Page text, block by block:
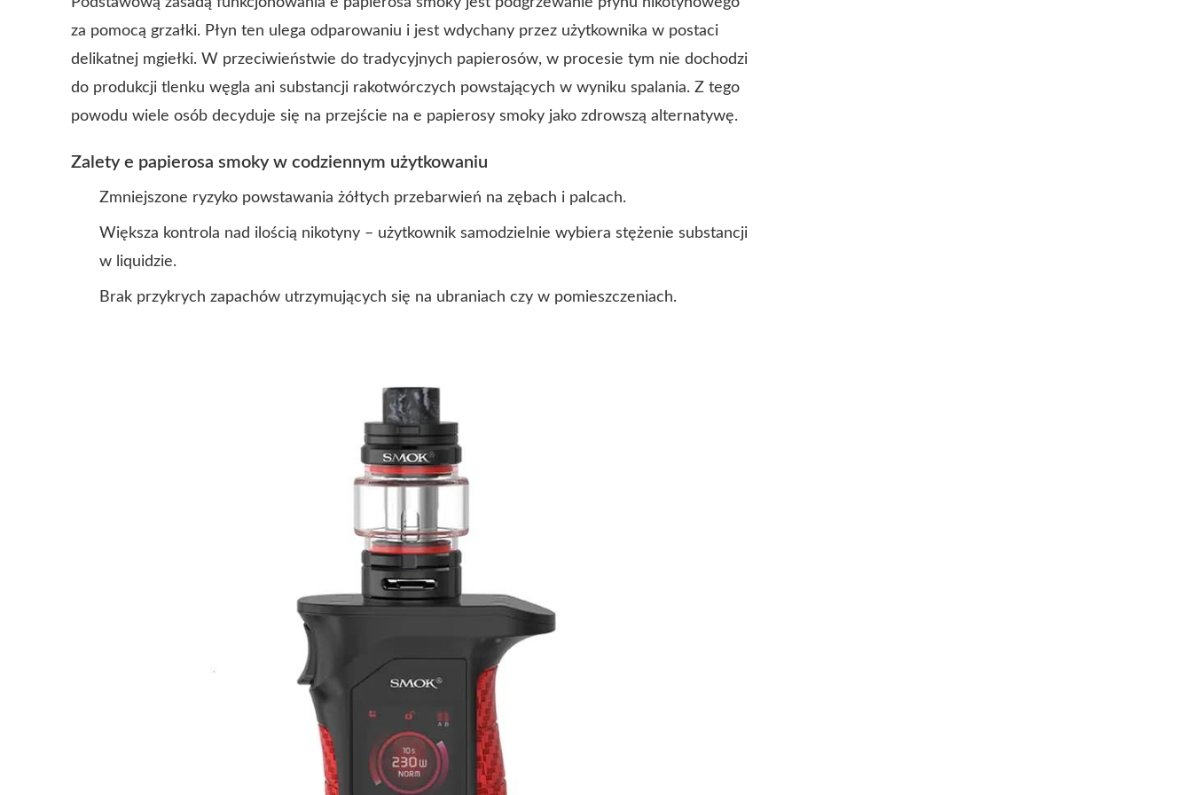
za pomocą grzałki. Płyn ten ulega odparowaniu i jest wdychany przez użytkownika w postaci
delikatnej mgiełki. W przeciwieństwie do tradycyjnych papierosów, w procesie tym nie dochodzi
do produkcji tlenku węgla ani substancji rakotwórczych powstających w wyniku spalania. Z tego
powodu wiele osób decyduje się na przejście na e papierosy smoky jako zdrowszą alternatywę.
Zalety e papierosa smoky w codziennym użytkowaniu
Zmniejszone ryzyko powstawania żółtych przebarwień na zębach i palcach.
Większa kontrola nad ilością nikotyny – użytkownik samodzielnie wybiera stężenie substancji
w liquidzie.
Brak przykrych zapachów utrzymujących się na ubraniach czy w pomieszczeniach.